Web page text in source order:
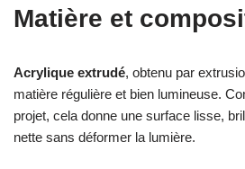
Matière et
Acrylique extrudé, obtenu par
matière régulière et bien lumineuse.
projet, cela donne une surface lisse,
nette sans déformer la lumière.